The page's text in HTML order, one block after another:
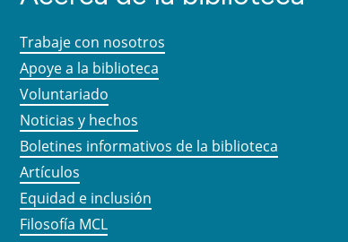
Trabaje con nosotros
Apoye a la biblioteca
Voluntariado
Noticias y hechos
Boletines informativos de la biblioteca
Artículos
Equidad e inclusión
Filosofía MCL